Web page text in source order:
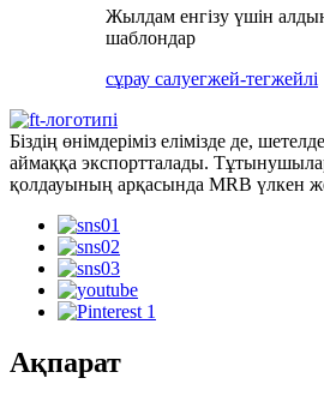
Жылдам енгізу үшін
шаблондар
сұрау салуегжей-тегжейлі
Біздің өнімдеріміз елімізде де,
аймаққа экспортталады.
қолдауының арқасында MRB үлкен
Ақпарат